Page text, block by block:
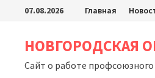
Перейти
содержимому
07.08.2026 Главная
НОВГОРОДСКАЯ
Сайт о работе